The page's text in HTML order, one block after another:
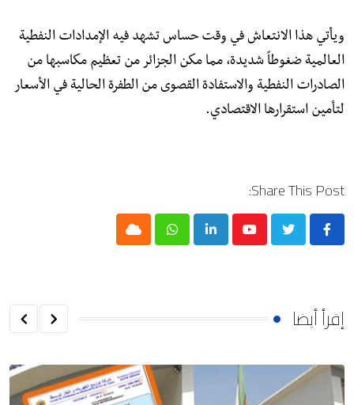
ويأتي هذا الانتعاش في وقت حساس تشهد فيه الإمدادات النفطية
العالمية ضغوطاً شديدة، مما مكن الجزائر من تعظيم مكاسبها من
الصادرات النفطية والاستفادة القصوى من الطفرة الحالية في الأسعار
لتأمين استقرارها الاقتصادي.
Share This Post:
Youtube
LinkedIn
Whatsapp
Cloud
إقرأ أيضا